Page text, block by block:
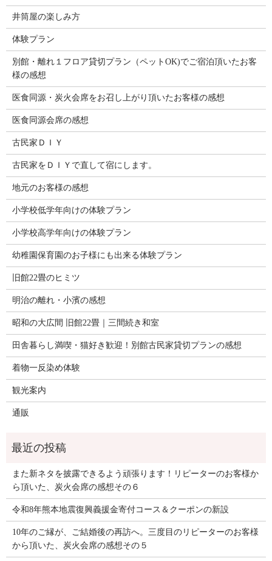
井筒屋の楽しみ方
体験プラン
別館・離れ１フロア貸切プラン（ペットOK)でご宿泊頂いたお客
様の感想
医食同源・炭火会席をお召し上がり頂いたお客様の感想
医食同源会席の感想
古民家ＤＩＹ
古民家をＤＩＹで直して宿にします。
地元のお客様の感想
小学校低学年向けの体験プラン
小学校高学年向けの体験プラン
幼稚園保育園のお子様にも出来る体験プラン
旧館22畳のヒミツ
明治の離れ・小濱の感想
昭和の大広間 旧館22畳｜三間続き和室
田舎暮らし満喫・猫好き歓迎！別館古民家貸切プランの感想
着物一反染め体験
観光案内
通販
また新ネタを披露できるよう頑張ります！リピーターのお客様か
ら頂いた、炭火会席の感想その６
令和8年熊本地震復興義援金寄付コース＆クーポンの新設
10年のご縁が、ご結婚後の再訪へ。三度目のリピーターのお客様
から頂いた、炭火会席の感想その５